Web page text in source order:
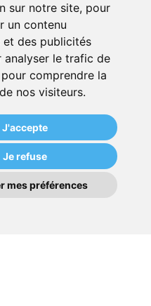
sur notre site, pour
un contenu
et des publicités
analyser le trafic de
comprendre la
nos visiteurs.
J'accepte
Je refuse
mes préférences
Livraison
Retrait à la pharmacie
Livraison chez vous
Livraison dans un Point Relais